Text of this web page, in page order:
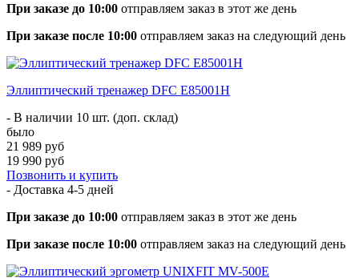
При заказе до 10:00 отправляем заказ в этот же день
При заказе после 10:00 отправляем заказ на следующий день
Эллиптический тренажер DFC E85001H
- В наличии 10 шт. (доп. склад)
было
21 989 руб
19 990 руб
Позвонить и купить
- Доставка 4-5 дней
При заказе до 10:00 отправляем заказ в этот же день
При заказе после 10:00 отправляем заказ на следующий день